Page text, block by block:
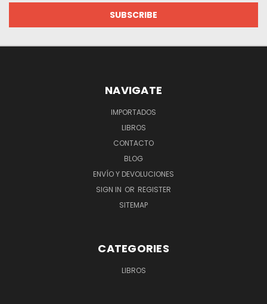
NAVIGATE
IMPORTADOS
LIBROS
CONTACTO
BLOG
ENVÍO Y DEVOLUCIONES
SIGN IN OR REGISTER
SITEMAP
CATEGORIES
LIBROS